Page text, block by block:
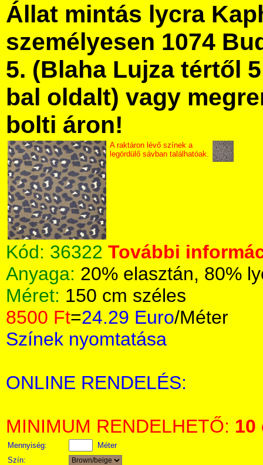
Állat mintás lycra
személyesen 1074
5. (Blaha Lujza tértől
bal oldalt) vagy
bolti áron!
A raktáron lévő színek a
legördülő sávban találhatóak.
Kód: 36322 További
Anyaga: 20% elasztán, 80%
Méret: 150 cm széles
8500 Ft=24.29 Euro/Méter
Színek nyomtatása
ONLINE RENDELÉS:
MINIMUM RENDELHETŐ: 10
Mennyiség:
Méter
Szín: